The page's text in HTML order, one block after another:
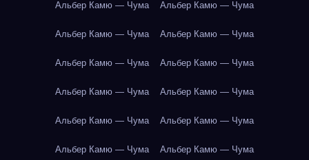
Альбер Камю — Чума Альбер Камю — Чума
Альбер Камю — Чума Альбер Камю — Чума
Альбер Камю — Чума Альбер Камю — Чума
Альбер Камю — Чума Альбер Камю — Чума
Альбер Камю — Чума Альбер Камю — Чума
Альбер Камю — Чума Альбер Камю — Чума